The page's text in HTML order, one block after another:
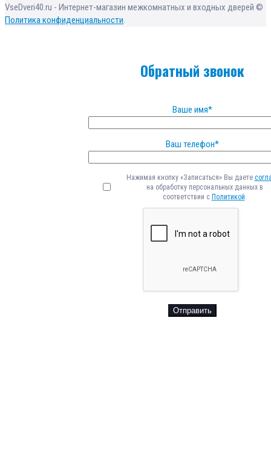
VseDveri40.ru - Интернет-магазин межкомнатных и входных дверей ©
Политика конфиденциальности.
Обратный звонок
Ваше имя*
Ваш телефон*
Нажимая кнопку «Записаться» Вы даете
на обработку персональных данных в
соответствии с Политикой.